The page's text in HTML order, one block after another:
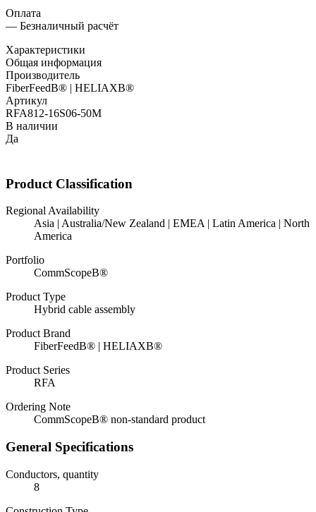
Оплата
— Безналичный расчёт
Характеристики
Общая информация
Производитель
FiberFeedВ® | HELIAXВ®
Артикул
RFA812-16S06-50M
В наличии
Да
Product Classification
Regional Availability
Asia | Australia/New Zealand | EMEA | Latin America | North
America
Portfolio
CommScopeВ®
Product Type
Hybrid cable assembly
Product Brand
FiberFeedВ® | HELIAXВ®
Product Series
RFA
Ordering Note
CommScopeВ® non-standard product
General Specifications
Conductors, quantity
8